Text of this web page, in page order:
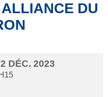
DU
DÉC. 2023